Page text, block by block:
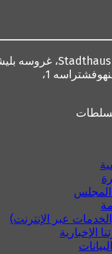
عبر الإنترنت)
الإخبارية